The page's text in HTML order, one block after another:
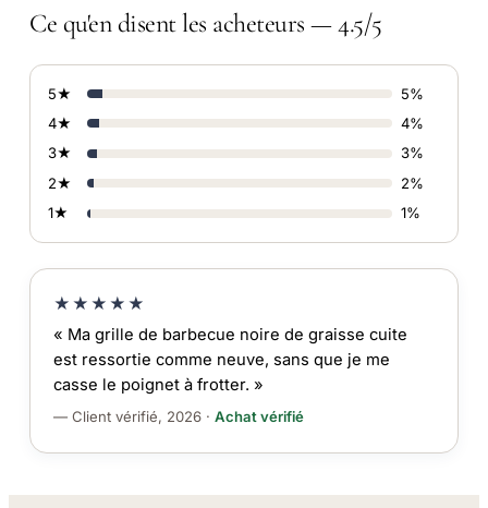
Ce qu'en disent les acheteurs — 4.5/5
5★
5%
4★
4%
3★
3%
2★
2%
1★
1%
★★★★★
« Ma grille de barbecue noire de graisse cuite
est ressortie comme neuve, sans que je me
casse le poignet à frotter. »
— Client vérifié, 2026 · Achat vérifié